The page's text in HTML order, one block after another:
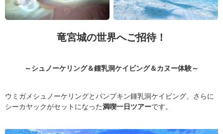
竜宮城の世界へご招待！
～シュノーケリング＆鍾乳洞ケイビング＆カヌー体験～
ウミガメシュノーケリングとパンプキン鍾乳洞ケイビング、さらに
シーカヤックがセットになった満喫一日ツアーです。